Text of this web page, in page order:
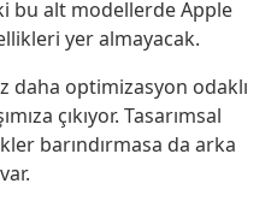
bu alt modellerde Apple
yer almayacak.
daha optimizasyon odaklı
çıkıyor. Tasarımsal
barındırmasa da arka